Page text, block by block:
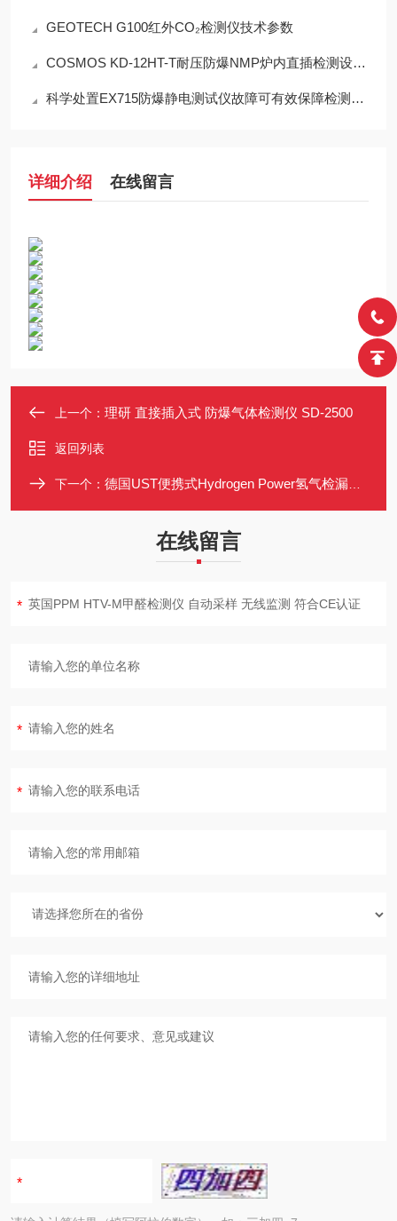
GEOTECH G100红外CO₂检测仪技术参数
COSMOS KD-12HT-T耐压防爆NMP炉内直插检测设备工程设计指南
科学处置EX715防爆静电测试仪故障可有效保障检测工作正常开展
详细介绍 在线留言
上一个： 理研 直接插入式 防爆气体检测仪 SD-2500
返回列表
下一个： 德国UST便携式Hydrogen Power氢气检漏仪 高精度防爆检测仪
在线留言